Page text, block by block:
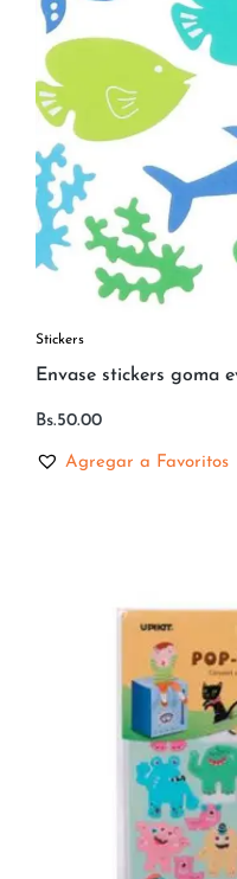
Stickers
Envase stickers goma
Bs.50.00
Agregar a Favoritos